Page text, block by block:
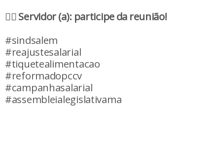
✊🏼Servidor (a): participe da reunião!
#sindsalem
#reajustesalarial
#tiquetealimentacao
#reformadopccv
#campanhasalarial
#assembleialegislativama